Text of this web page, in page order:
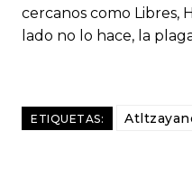
cercanos como Libres,
lado no lo hace, la
ETIQUETAS: